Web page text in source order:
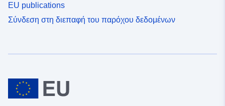
EU publications
Σύνδεση στη διεπαφή του παρόχου δεδομένων